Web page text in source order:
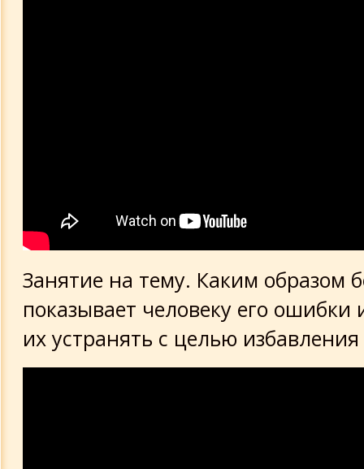
Занятие на тему. Каким образом
показывает человеку его ошибки
их устранять с целью